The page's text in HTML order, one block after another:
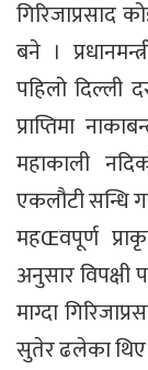
गिरिजाप्रसाद
बने ।
पहिलो दिल्ली
प्राप्तिमा
महाकाली
एकलौटी सन्धि
महŒवपूर्ण
अनुसार विपक्षी
माग्दा
सुतेर ढलेका थिए